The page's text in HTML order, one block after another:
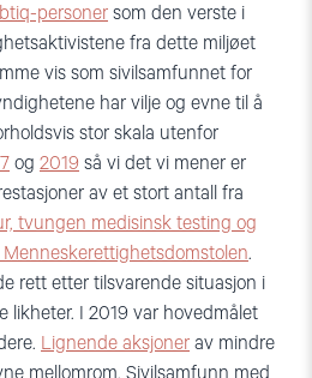
personer som den verste i
fra dette miljøet
vis som sivilsamfunnet for
har vilje og evne til å
stor skala utenfor
og 2019 så vi det vi mener er
av et stort antall fra
tvungen medisinsk testing og
.
rett etter tilsvarende situasjon i
likheter. I 2019 var hovedmålet
Lignende aksjoner av mindre